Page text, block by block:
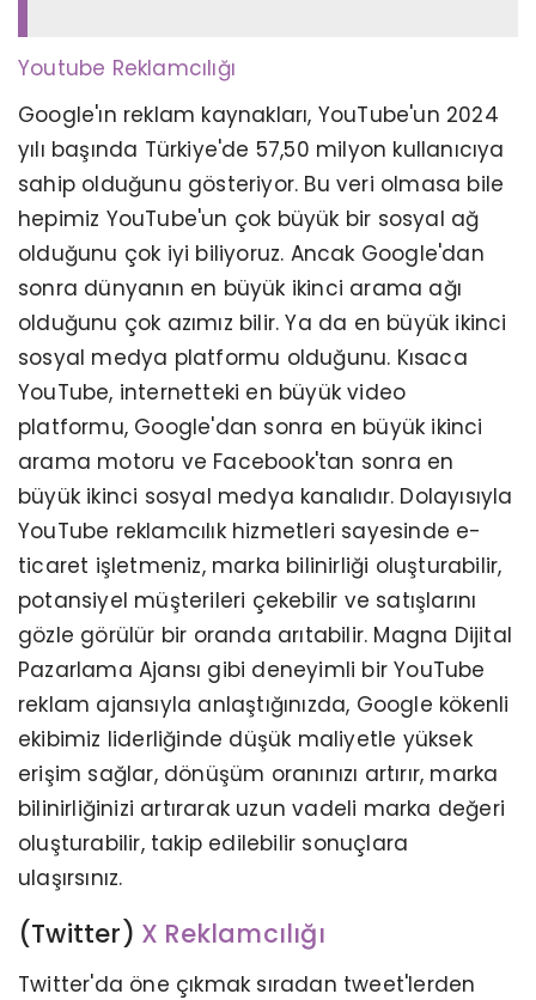
Youtube Reklamcılığı
Google'ın reklam kaynakları, YouTube'un 2024
yılı başında Türkiye'de 57,50 milyon kullanıcıya
sahip olduğunu gösteriyor. Bu veri olmasa bile
hepimiz YouTube'un çok büyük bir sosyal ağ
olduğunu çok iyi biliyoruz. Ancak Google'dan
sonra dünyanın en büyük ikinci arama ağı
olduğunu çok azımız bilir. Ya da en büyük ikinci
sosyal medya platformu olduğunu. Kısaca
YouTube, internetteki en büyük video
platformu, Google'dan sonra en büyük ikinci
arama motoru ve Facebook'tan sonra en
büyük ikinci sosyal medya kanalıdır. Dolayısıyla
YouTube reklamcılık hizmetleri sayesinde e-
ticaret işletmeniz, marka bilinirliği oluşturabilir,
potansiyel müşterileri çekebilir ve satışlarını
gözle görülür bir oranda arıtabilir. Magna Dijital
Pazarlama Ajansı gibi deneyimli bir YouTube
reklam ajansıyla anlaştığınızda, Google kökenli
ekibimiz liderliğinde düşük maliyetle yüksek
erişim sağlar, dönüşüm oranınızı artırır, marka
bilinirliğinizi artırarak uzun vadeli marka değeri
oluşturabilir, takip edilebilir sonuçlara
ulaşırsınız.
(Twitter) X Reklamcılığı
Twitter'da öne çıkmak sıradan tweet'lerden